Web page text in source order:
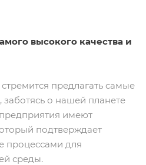
высокого качества и
предлагать самые
о нашей планете
имеют
подтверждает
процессами для
среды.